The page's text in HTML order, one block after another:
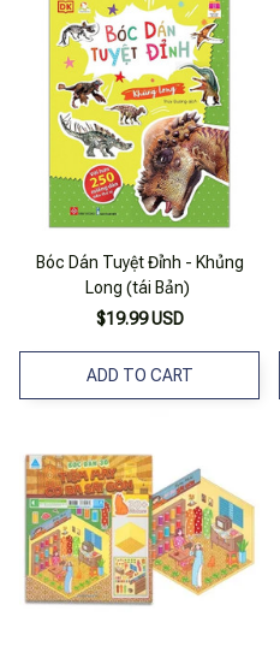
Bóc Dán Tuyệt Đỉnh - Khủng
Long (tái Bản)
$19.99 USD
ADD TO CART